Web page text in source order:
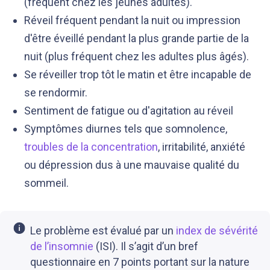
Réveil fréquent pendant la nuit ou impression
d'être éveillé pendant la plus grande partie de la
nuit (plus fréquent chez les adultes plus âgés).
Se réveiller trop tôt le matin et être incapable de
se rendormir.
Sentiment de fatigue ou d'agitation au réveil
Symptômes diurnes tels que somnolence,
troubles de la concentration, irritabilité, anxiété
ou dépression dus à une mauvaise qualité du
sommeil.
Le problème est évalué par un index de sévérité
de l’insomnie (ISI). Il s’agit d’un bref
questionnaire en 7 points portant sur la nature